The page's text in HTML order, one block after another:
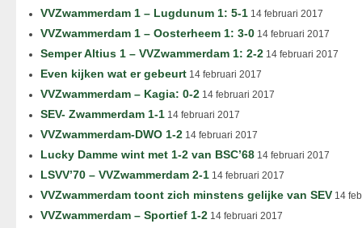
VVZwammerdam 1 – Lugdunum 1: 5-1 14 februari 2017
VVZwammerdam 1 – Oosterheem 1: 3-0 14 februari 2017
Semper Altius 1 – VVZwammerdam 1: 2-2 14 februari 2017
Even kijken wat er gebeurt 14 februari 2017
VVZwammerdam – Kagia: 0-2 14 februari 2017
SEV- Zwammerdam 1-1 14 februari 2017
VVZwammerdam-DWO 1-2 14 februari 2017
Lucky Damme wint met 1-2 van BSC’68 14 februari 2017
LSVV’70 – VVZwammerdam 2-1 14 februari 2017
VVZwammerdam toont zich minstens gelijke van SEV 14
VVZwammerdam – Sportief 1-2 14 februari 2017